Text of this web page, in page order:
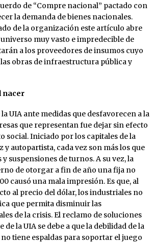
de “Compre nacional” pactado con
la demanda de bienes nacionales.
de la organización este artículo abre
muy vasto e impredecible de
a los proveedores de insumos cuyo
obras de infraestructura pública y
nacer
UIA ante medidas que desfavorecen a la
que representan fue dejar sin efecto
social. Iniciado por los capitales de la
autopartista, cada vez son más los que
suspensiones de turnos. A su vez, la
de otorgar a fin de año una fija no
causó una mala impresión. Es que, al
al precio del dólar, los industriales no
que permita disminuir las
de la crisis. El reclamo de soluciones
la UIA se debe a que la debilidad de la
tiene espaldas para soportar el juego